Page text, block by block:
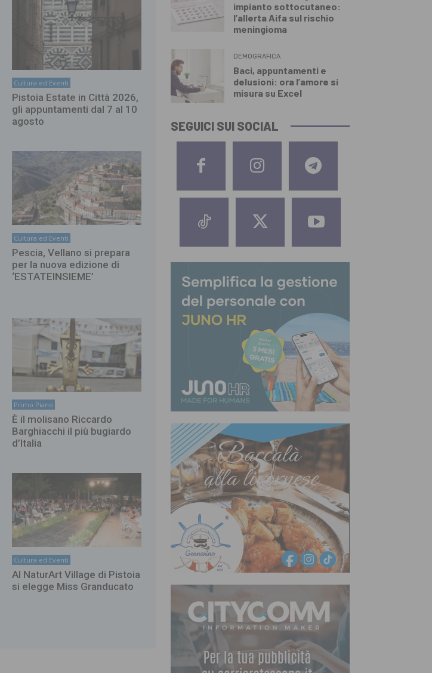
Cultura ed Eventi
Pistoia Estate in Città 2026,
gli appuntamenti dal 7 al 10
agosto
Cultura ed Eventi
Pescia, Vellano si prepara
per la nuova edizione di
‘ESTATEINSIEME’
Primo Piano
È il molisano Riccardo
Barghiacchi il più bugiardo
d’Italia
Cultura ed Eventi
Al NaturArt Village di Pistoia
si elegge Miss Granducato
impianto sottocutaneo:
l’allerta Aifa sul rischio
meningioma
DEMOGRAFICA
Baci, appuntamenti e
delusioni: ora l’amore si
misura su Excel
SEGUICI SUI SOCIAL